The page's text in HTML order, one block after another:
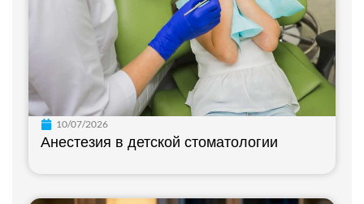
10/07/2026
Анестезия в детской стоматологии